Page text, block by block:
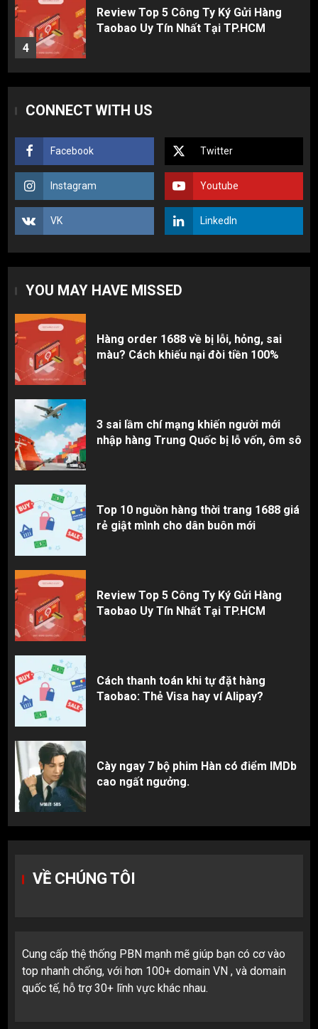
5
Cách thanh toán khi tự đặt hàng
Taobao: Thẻ Visa hay ví Alipay?
màu? Cách khiếu nại đòi tiền 100%
2
3 sai lầm chí mạng khiến người mới
nhập hàng Trung Quốc bị lỗ vốn, ôm sô
Top 10 nguồn hàng thời trang 1688 giá
rẻ giật mình cho dân buôn mới
CONNECT WITH US
Facebook Twitter
Instagram Youtube
VK LinkedIn
YOU MAY HAVE MISSED
Hàng order 1688 về bị lỗi, hỏng, sai
màu? Cách khiếu nại đòi tiền 100%
3 sai lầm chí mạng khiến người mới
nhập hàng Trung Quốc bị lỗ vốn, ôm sô
Top 10 nguồn hàng thời trang 1688 giá
rẻ giật mình cho dân buôn mới
Review Top 5 Công Ty Ký Gửi Hàng
Taobao Uy Tín Nhất Tại TP.HCM
Cách thanh toán khi tự đặt hàng
Taobao: Thẻ Visa hay ví Alipay?
Cày ngay 7 bộ phim Hàn có điểm IMDb
cao ngất ngưởng.
VỀ CHÚNG TÔI
Cung cấp thệ thống PBN mạnh mẽ giúp bạn có cơ vào
top nhanh chống, với hơn 100+ domain VN , và domain
quốc tế, hỗ trợ 30+ lĩnh vực khác nhau.